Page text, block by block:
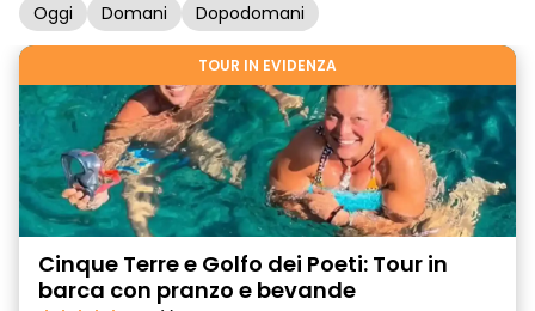
Oggi Domani Dopodomani
TOUR IN EVIDENZA
Cinque Terre e Golfo dei Poeti: Tour in
barca con pranzo e bevande